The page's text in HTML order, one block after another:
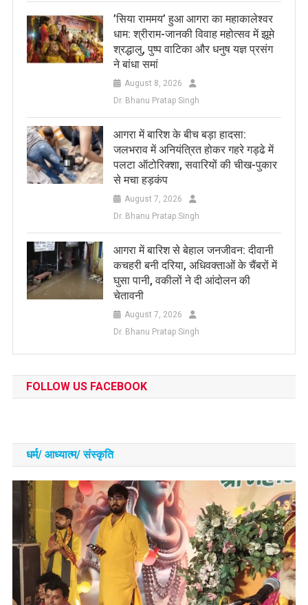
​’सिया राममय’ हुआ आगरा का महाकालेश्वर
धाम: श्रीराम-जानकी विवाह महोत्सव में झूमे
श्रद्धालु, पुष्प वाटिका और धनुष यज्ञ प्रसंग
ने बांधा समां
August 8, 2026
Dr. Bhanu Pratap Singh
आगरा में बारिश के बीच बड़ा हादसा:
जलभराव में अनियंत्रित होकर गहरे गड्ढे में
पलटा ऑटोरिक्शा, सवारियों की चीख-पुकार
से मचा हड़कंप
August 7, 2026
Dr. Bhanu Pratap Singh
आगरा में बारिश से बेहाल जनजीवन: दीवानी
कचहरी बनी दरिया, अधिवक्ताओं के चैंबरों में
घुसा पानी, वकीलों ने दी आंदोलन की
चेतावनी
August 7, 2026
Dr. Bhanu Pratap Singh
FOLLOW US FACEBOOK
धर्म/ आध्‍यात्‍म/ संस्‍कृति